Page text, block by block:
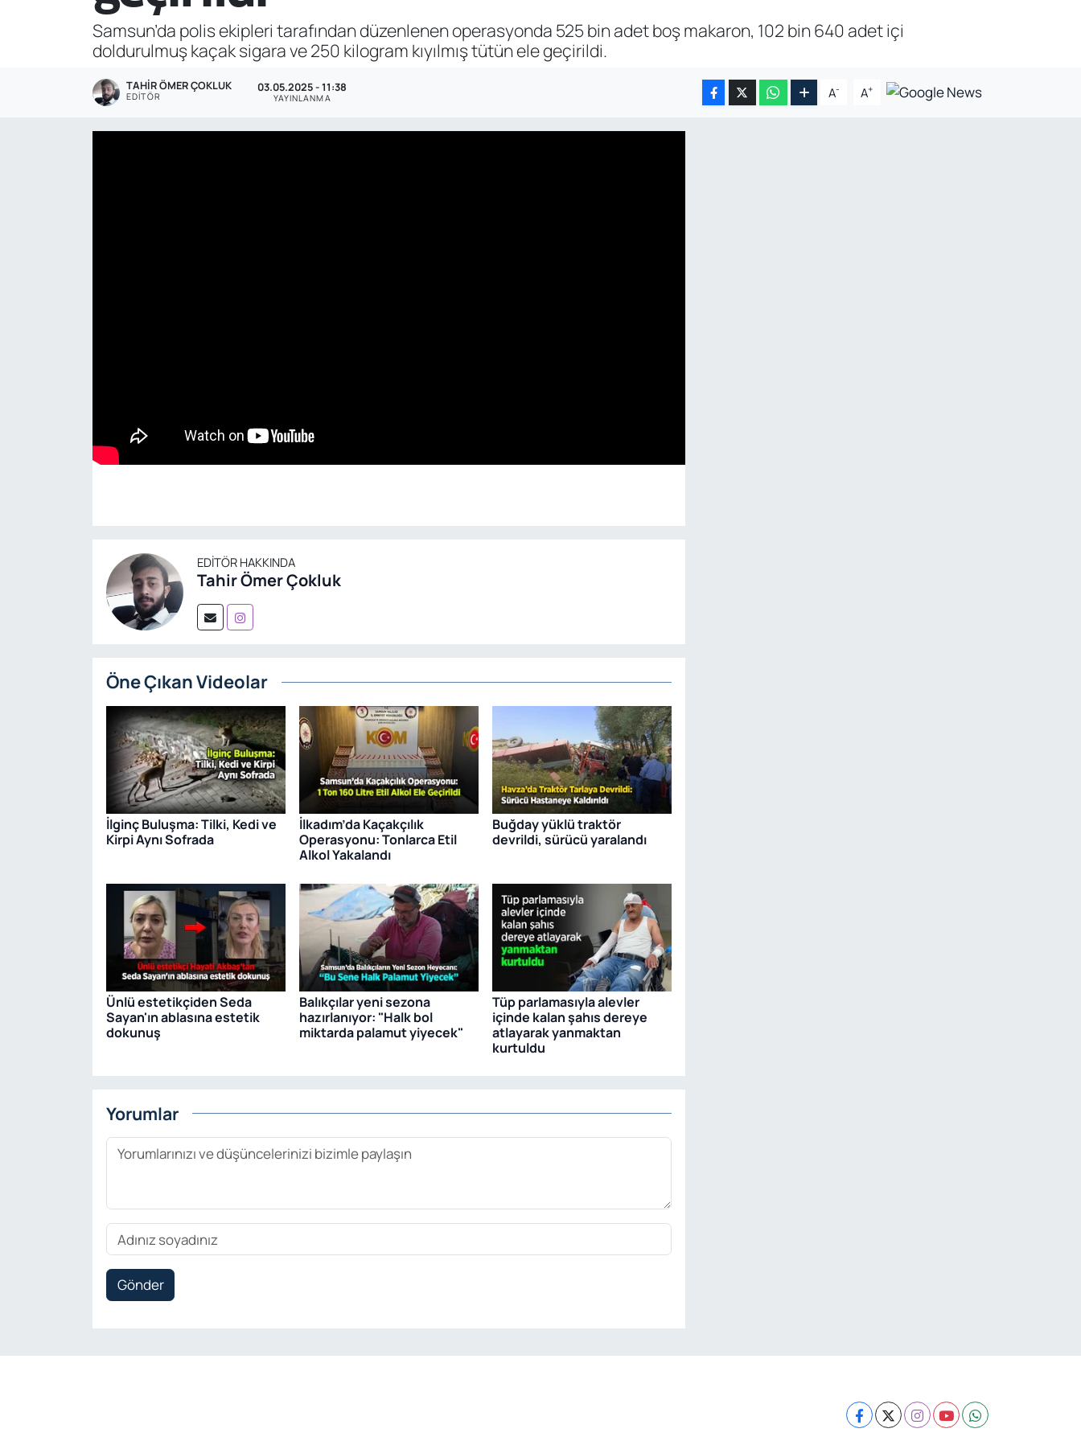
Samsun’da polis ekipleri tarafından düzenlenen operasyonda 525 bin adet boş makaron, 102 bin 640 adet içi
doldurulmuş kaçak sigara ve 250 kilogram kıyılmış tütün ele geçirildi.
TAHIR ÖMER ÇOKLUK
EDITÖR
03.05.2025 - 11:38
YAYINLANMA A- A+
EDITÖR HAKKINDA
Tahir Ömer Çokluk
Öne Çıkan Videolar
İlginç Buluşma: Tilki, Kedi ve
Kirpi Aynı Sofrada
İlkadım’da Kaçakçılık
Operasyonu: Tonlarca Etil
Alkol Yakalandı
Buğday yüklü traktör
devrildi, sürücü yaralandı
Ünlü estetikçiden Seda
Sayan'ın ablasına estetik
dokunuş
Balıkçılar yeni sezona
hazırlanıyor: "Halk bol
miktarda palamut yiyecek"
Tüp parlamasıyla alevler
içinde kalan şahıs dereye
atlayarak yanmaktan
kurtuldu
Yorumlar
Gönder
Özel Haber